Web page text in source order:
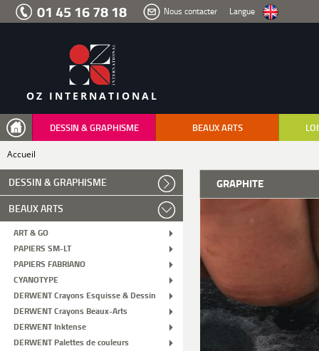
Aller
menu
recherche
01 45 16 78 18 Nous contacter Langue
OZ INTERNATIONAL
DESSIN & GRAPHISME BEAUX ARTS
Accueil
DESSIN & GRAPHISME
BEAUX ARTS
ART & GO
PAPIERS SM-LT
PAPIERS FABRIANO
CYANOTYPE
DERWENT Crayons Esquisse & Dessin
DERWENT Crayons Beaux-Arts
DERWENT Inktense
DERWENT Palettes de couleurs
GRAPHITE